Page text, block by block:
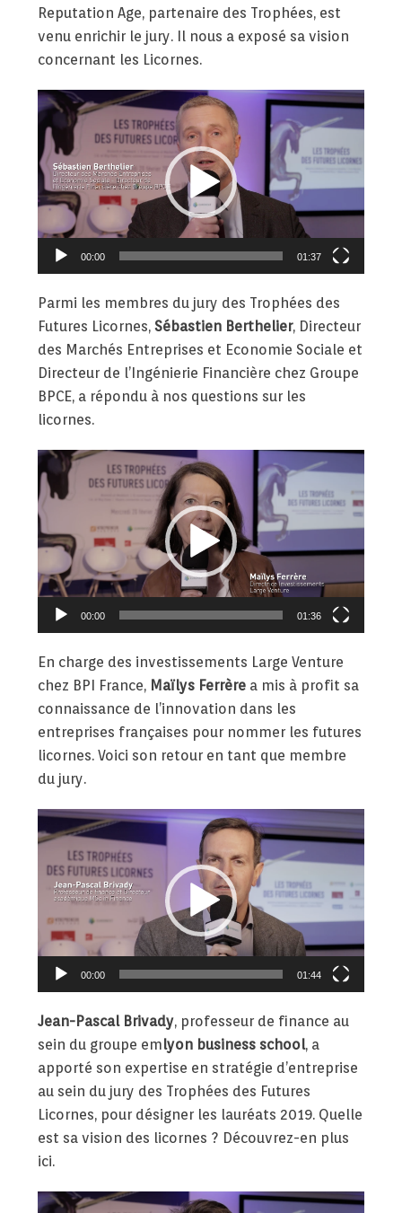
Reputation Age, partenaire des Trophées, est
venu enrichir le jury. Il nous a exposé sa vision
concernant les Licornes.
Lecteur
vidéo
00:00 01:37
Parmi les membres du jury des Trophées des
Futures Licornes,Sébastien Berthelier, Directeur
des Marchés Entreprises et Economie Sociale et
Directeur de l’Ingénierie Financière chez Groupe
BPCE, a répondu à nos questions sur les
licornes.
Lecteur
vidéo
00:00 01:36
En charge des investissements Large Venture
chez BPI France, Maïlys Ferrère a mis à profit sa
connaissance de l’innovation dans les
entreprises françaises pour nommer les futures
licornes. Voici son retour en tant que membre
du jury.
Lecteur
vidéo
00:00 01:44
Jean-Pascal Brivady, professeur de finance au
sein du groupe emlyon business school, a
apporté son expertise en stratégie d’entreprise
au sein du jury des Trophées des Futures
Licornes, pour désigner les lauréats 2019. Quelle
est sa vision des licornes ? Découvrez-en plus
ici.
Lecteur